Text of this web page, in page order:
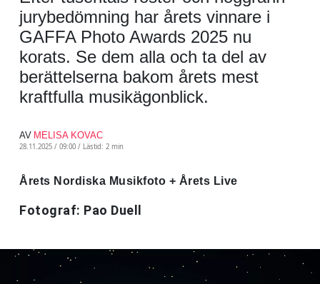
jurybedömning har årets vinnare i
GAFFA Photo Awards 2025 nu
korats. Se dem alla och ta del av
berättelserna bakom årets mest
kraftfulla musikägonblick.
AV MELISA KOVAC
28.11.2025 / 09:00 / Lästid: 2 min
Årets Nordiska Musikfoto + Årets Live
Fotograf: Pao Duell